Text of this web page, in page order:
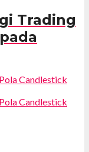
Trading